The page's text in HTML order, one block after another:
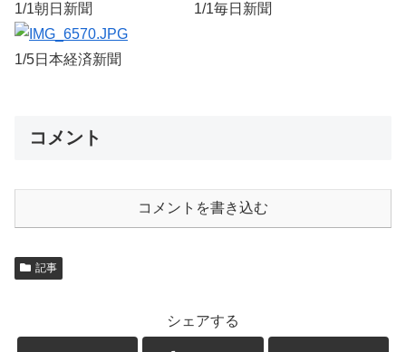
1/1朝日新聞 1/1毎日新聞
1/5日本経済新聞
コメント
コメントを書き込む
記事
シェアする